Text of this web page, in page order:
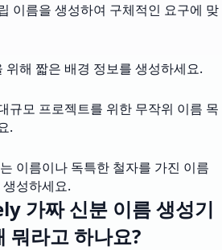
이름을 생성하여 구체적인 요구에 맞
위해 짧은 배경 정보를 생성하세요.
규모 프로젝트를 위한 무작위 이름 목
.
이름이나 독특한 철자를 가진 이름
성하세요.
가짜 신분 이름 생성기
뭐라고 하나요?